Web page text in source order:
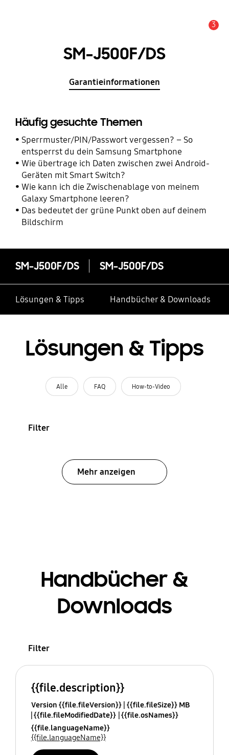
3
SM-J500F/DS
Garantieinformationen
Häufig gesuchte Themen
Sperrmuster/PIN/Passwort vergessen? – So
entsperrst du dein Samsung Smartphone
Wie übertrage ich Daten zwischen zwei Android-
Geräten mit Smart Switch?
Wie kann ich die Zwischenablage von meinem
Galaxy Smartphone leeren?
Das bedeutet der grüne Punkt oben auf deinem
Bildschirm
SM-J500F/DS SM-J500F/DS
Lösungen & Tipps Handbücher & Downloads
Lösungen & Tipps
Alle FAQ How-to-Video
Filter
Mehr anzeigen
Handbücher &
Downloads
Filter
{{file.description}}
Version {{file.fileVersion}} {{file.fileSize}} MB
{{file.fileModifiedDate}} {{file.osNames}}
{{file.languageName}}
{{file.languageName}}